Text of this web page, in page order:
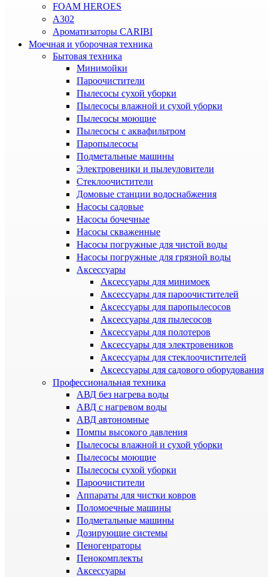
FOAM HEROES
A302
Ароматизаторы CARIBI
Моечная и уборочная техника
Бытовая техника
Минимойки
Пароочистители
Пылесосы сухой уборки
Пылесосы влажной и сухой уборки
Пылесосы моющие
Пылесосы с аквафильтром
Паропылесосы
Подметальные машины
Электровеники и пылеуловители
Стеклоочистители
Домовые станции водоснабжения
Насосы садовые
Насосы бочечные
Насосы скваженные
Насосы погружные для чистой воды
Насосы погружные для грязной воды
Аксессуары
Аксессуары для минимоек
Аксессуары для пароочистителей
Аксессуары для паропылесосов
Аксессуары для пылесосов
Аксессуары для полотеров
Аксессуары для электровеников
Аксессуары для стеклоочистителей
Аксессуары для садового оборудования
Профессиональная техника
АВД без нагрева воды
АВД с нагревом воды
АВД автономные
Помпы высокого давления
Пылесосы влажной и сухой уборки
Пылесосы моющие
Пылесосы сухой уборки
Пароочистители
Аппараты для чистки ковров
Поломоечные машины
Подметальные машины
Дозирующие системы
Пеногенраторы
Пенокомплекты
Аксессуары